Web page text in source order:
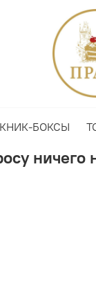
БОКСЫ
ничего